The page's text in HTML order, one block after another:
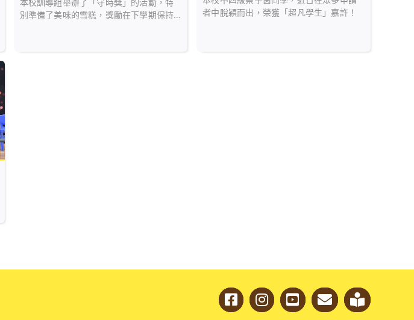
別準備了美味的雪糕，獎勵在下學期保持
者中脫穎而出，榮獲「超凡學生」嘉許！